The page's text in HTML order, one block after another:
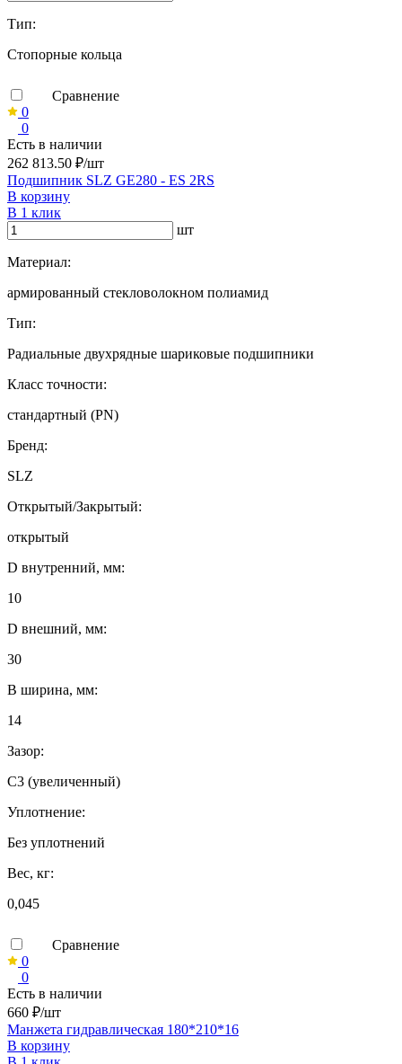
Тип:
Стопорные кольца
Сравнение
0
0
Есть в наличии
262 813.50 ₽/шт
Подшипник SLZ GE280 - ES 2RS
В корзину
В 1 клик
шт
Материал:
армированный стекловолокном полиамид
Тип:
Радиальные двухрядные шариковые подшипники
Класс точности:
стандартный (PN)
Бренд:
SLZ
Открытый/Закрытый:
открытый
D внутренний, мм:
10
D внешний, мм:
30
B ширина, мм:
14
Зазор:
C3 (увеличенный)
Уплотнение:
Без уплотнений
Вес, кг:
0,045
Сравнение
0
0
Есть в наличии
660 ₽/шт
Манжета гидравлическая 180*210*16
В корзину